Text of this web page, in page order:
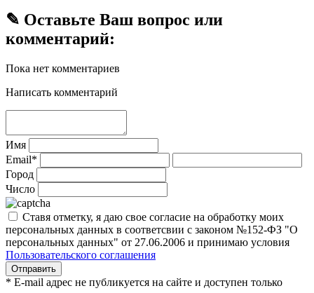
✎ Оставьте Ваш вопрос или
комментарий:
Пока нет комментариев
Написать комментарий
Имя
Email*
Город
Число
Ставя отметку, я даю свое согласие на обработку моих
персональных данных в соответсвии с законом №152-ФЗ "О
персональных данных" от 27.06.2006 и принимаю условия
Пользовательского соглашения
* E-mail адрес не публикуется на сайте и доступен только